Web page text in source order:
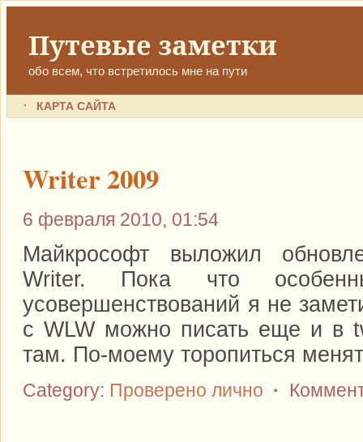
Путевые заметки
обо всем, что встретилось мне на пути
КАРТА САЙТА
Writer 2009
6 февраля 2010, 01:54
Майкрософт выложил
Writer. Пока что
усовершенствований я не
с WLW можно писать еще и в
там. По-моему торопиться
Category: Проверено лично ·